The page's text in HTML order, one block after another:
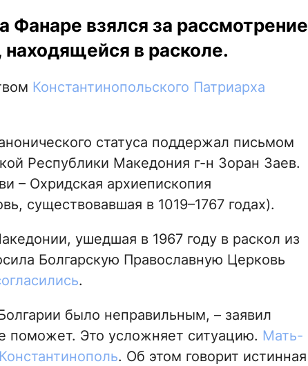
взялся за рассмотрение
в расколе.
Константинопольского Патриарха
статуса поддержал письмом
Республики Македония г-н Зоран Заев.
– Охридская архиепископия
существовавшая в 1019–1767 годах).
ушедшая в 1967 году в раскол из
Болгарскую Православную Церковь
.
было неправильным, – заявил
поможет. Это усложняет ситуацию. Мать-
. Об этом говорит истинная